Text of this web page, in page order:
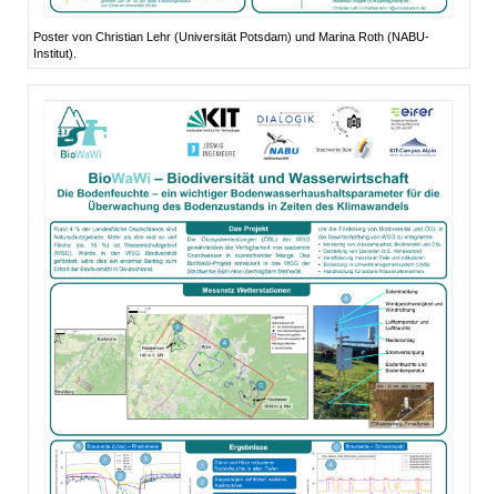
Poster von Christian Lehr (Universität Potsdam) und Marina Roth (NABU-
Institut).